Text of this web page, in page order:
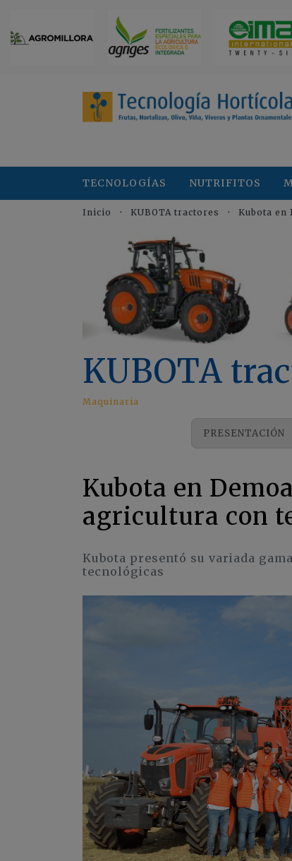
TECNOLOGÍAS NUTRIFITOS
Inicio KUBOTA tractores Kubota en
KUBOTA
Maquinaria
PRESENTACIÓN
Kubota en
agricultura con
Kubota presentó su variada
tecnológicas